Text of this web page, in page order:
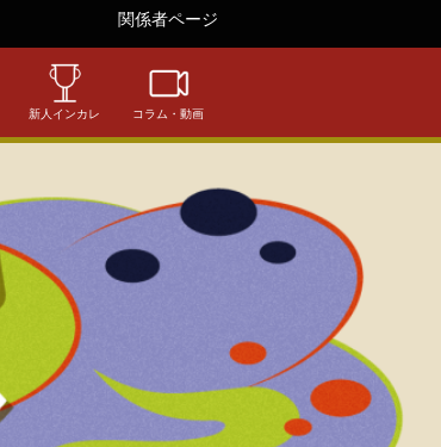
関係者ページ
新人インカレ コラム・動画